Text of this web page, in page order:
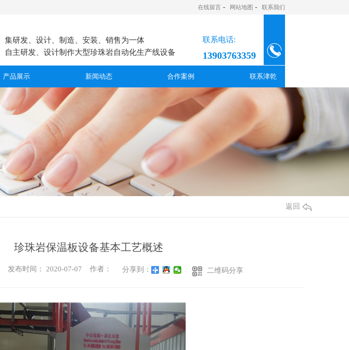
在线留言 - 网站地图 - 联系我们
集研发、设计、制造、安装、销售为一体
自主研发、设计制作大型珍珠岩自动化生产线设备
联系电话:
13903763359
产品展示 新闻动态 合作案例 联系津乾
返回
珍珠岩保温板设备基本工艺概述
发布时间： 2020-07-07 作者： 分享到： 二维码分享